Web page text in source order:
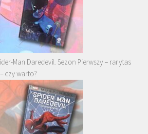
Man Daredevil. Sezon Pierwszy – rarytas
czy warto?